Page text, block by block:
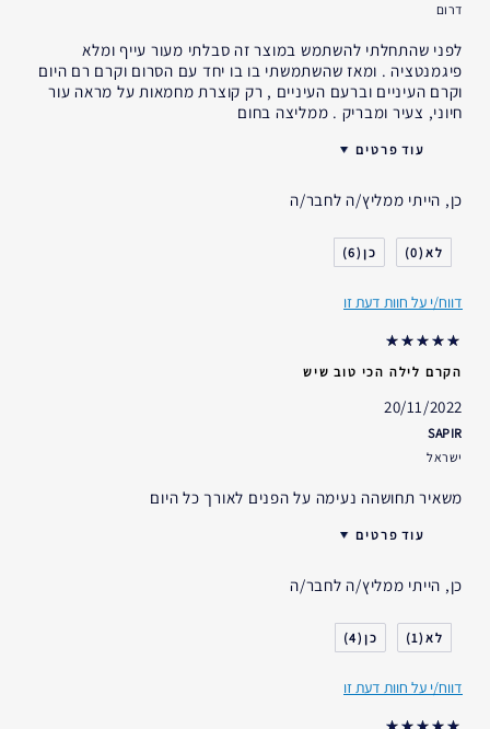
דרום
לפני שהתחלתי להשתמש במוצר זה סבלתי מעור עייף ומלא
פיגמנטציה . ומאז שהשתמשתי בו בו יחד עם הסרום וקרם רם היום
וקרם העיניים וברעם העיניים , רק קוצרת מחמאות על מראה עור
חיוני, צעיר ומבריק . ממליצה בחום
עוד פרטים
לאודר
גיל
דאגות העור
אני משתמש/ת באסתי לאודר
במשך
כן, הייתי ממליץ/ה לחבר/ה
0
6
דווח/י על חוות דעת זו
הקרם לילה הכי טוב שיש
20/11/2022
SAPIR
ישראל
משאיר תחושהה נעימה על הפנים לאורך כל היום
עוד פרטים
סוג העור
דאגות העור
אני משתמש/ת באסתי לאודר
כן, הייתי ממליץ/ה לחבר/ה
1
4
דווח/י על חוות דעת זו